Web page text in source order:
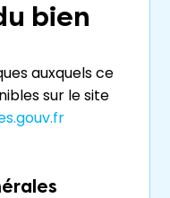
bien
auxquels ce
sur le site